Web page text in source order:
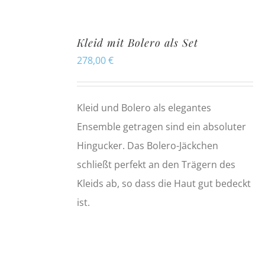
Kleid mit Bolero als Set
278,00€
Kleid und Bolero als elegantes
Ensemble getragen sind ein absoluter
Hingucker. Das Bolero-Jäckchen
schließt perfekt an den Trägern des
Kleids ab, so dass die Haut gut bedeckt
ist.